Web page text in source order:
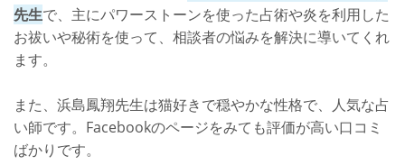
先生で、主にパワーストーンを使った占術や炎を利用した
お祓いや秘術を使って、相談者の悩みを解決に導いてくれ
ます。
また、浜島鳳翔先生は猫好きで穏やかな性格で、人気な占
い師です。Facebookのページをみても評価が高い口コミ
ばかりです。